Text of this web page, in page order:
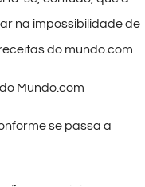
na impossibilidade de
do mundo.com
Mundo.com
se passa a